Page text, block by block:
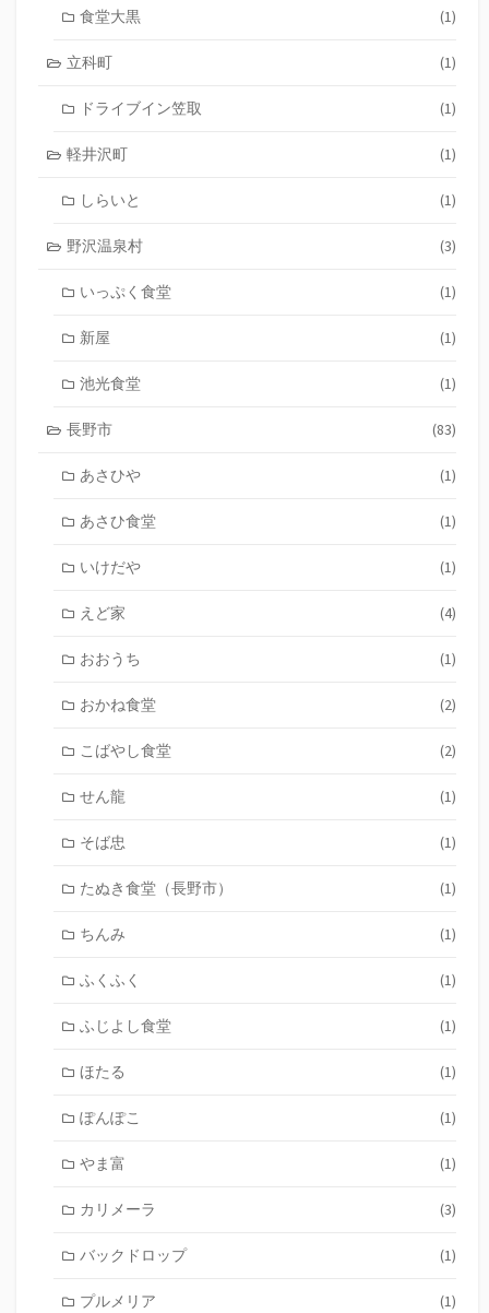
食堂大黒 (1)
立科町 (1)
ドライブイン笠取 (1)
軽井沢町 (1)
しらいと (1)
野沢温泉村 (3)
いっぷく食堂 (1)
新屋 (1)
池光食堂 (1)
長野市 (83)
あさひや (1)
あさひ食堂 (1)
いけだや (1)
えど家 (4)
おおうち (1)
おかね食堂 (2)
こばやし食堂 (2)
せん龍 (1)
そば忠 (1)
たぬき食堂（長野市） (1)
ちんみ (1)
ふくふく (1)
ふじよし食堂 (1)
ほたる (1)
ぽんぽこ (1)
やま富 (1)
カリメーラ (3)
バックドロップ (1)
プルメリア (1)